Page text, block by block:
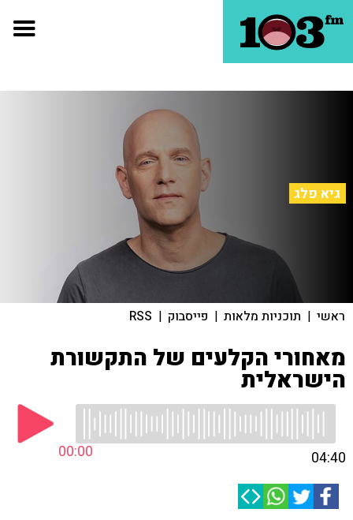
גיא פלג
ראשי | תוכניות מלאות | פייסבוק |
RSS
מאחורי הקלעים של התקשורת
הישראלית
00:00 04:40